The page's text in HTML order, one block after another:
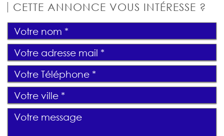
CETTE ANNONCE VOUS INTÉRESSE ?